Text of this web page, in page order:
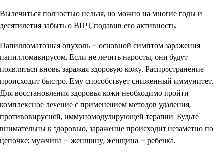
Вылечиться полностью нельзя, но можно на многие годы и
десятилетия забыть о ВПЧ, подавив его активность.
Папилломатозная опухоль – основной симптом заражения
папилломавирусом. Если не лечить наросты, они будут
появляться вновь, заражая здоровую кожу. Распространение
происходит быстро. Ему способствует сниженный иммунитет.
Для восстановления здоровья кожи необходимо пройти
комплексное лечение с применением методов удаления,
противовирусной, иммуномодулирующей терапии. Будьте
внимательны к здоровью, заражение происходит незаметно по
цепочке: мужчина – женщину, женщина – ребенка.